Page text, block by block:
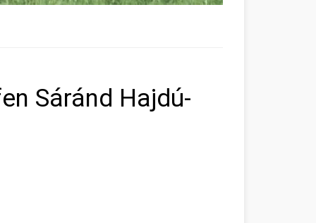
Sáránd Hajdú-